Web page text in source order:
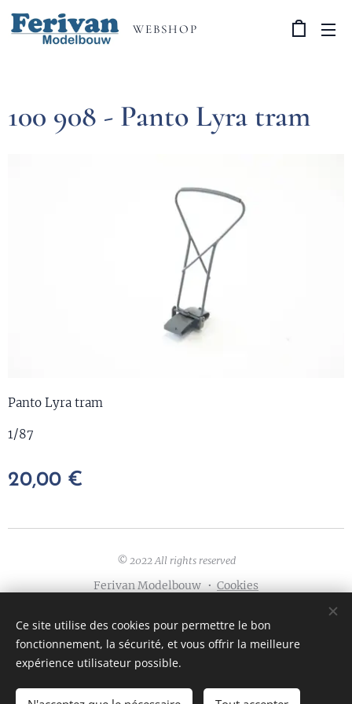
WEBSHOP
100 908 - Panto Lyra tram
Panto Lyra tram
1/87
20,00 €
© 2022 All rights reserved
Ferivan Modelbouw Cookies
English
Nederlands Français Deutsch
Ce site utilise des cookies pour permettre le bon
fonctionnement, la sécurité, et vous offrir la meilleure
expérience utilisateur possible.